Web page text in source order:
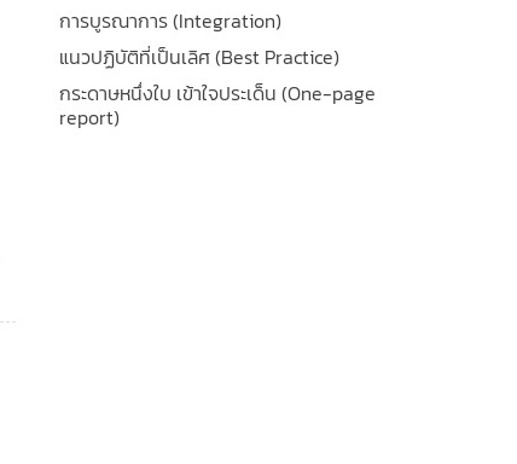
การบูรณาการ (Integration)
แนวปฏิบัติที่เป็นเลิศ (Best Practice)
กระดาษหนึ่งใบ เข้าใจประเด็น (One-page
report)